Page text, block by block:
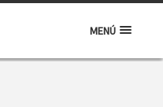
MENÚ